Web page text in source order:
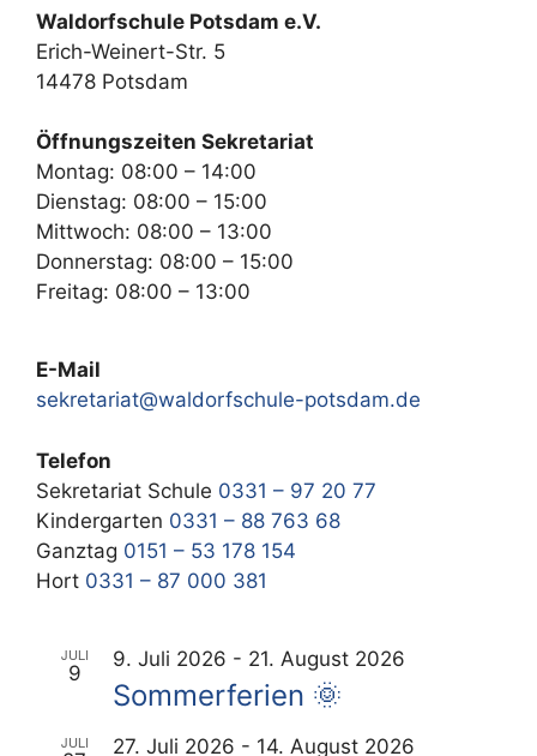
Waldorfschule Potsdam e.V.
Erich-Weinert-Str. 5
14478 Potsdam
Öffnungszeiten Sekretariat
Montag: 08:00 – 14:00
Dienstag: 08:00 – 15:00
Mittwoch: 08:00 – 13:00
Donnerstag: 08:00 – 15:00
Freitag: 08:00 – 13:00
E-Mail
sekretariat@waldorfschule-potsdam.de
Telefon
Sekretariat Schule 0331 – 97 20 77
Kindergarten 0331 – 88 763 68
Ganztag 0151 – 53 178 154
Hort 0331 – 87 000 381
JULI
9
9. Juli 2026 - 21. August 2026
Sommerferien 🌞
JULI 27. Juli 2026 - 14. August 2026